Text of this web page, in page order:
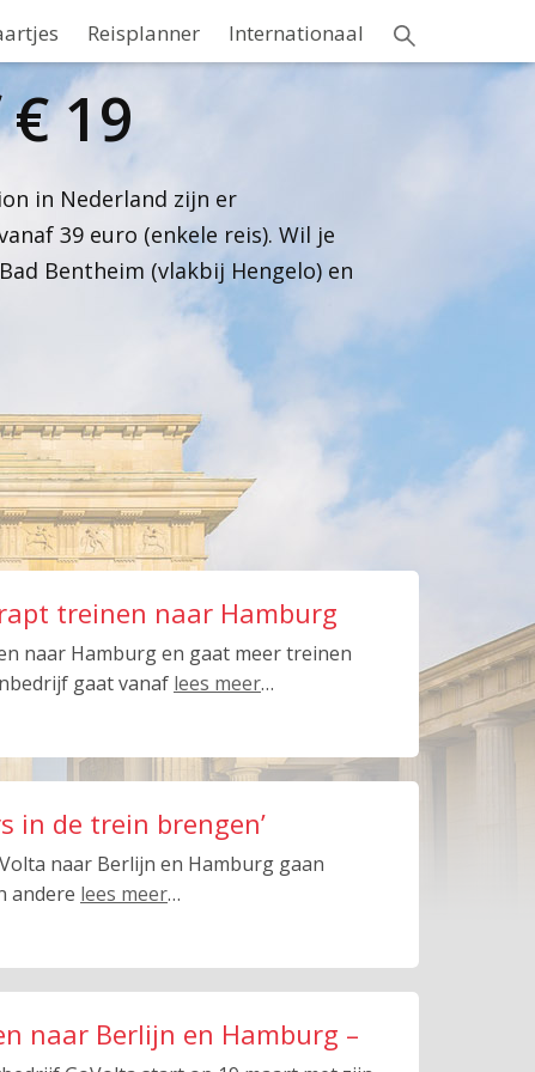
Reisplanner Internationaal
19
in Nederland zijn er
39 euro (enkele reis). Wil je
Bentheim (vlakbij Hengelo) en
treinen naar Hamburg
naar Hamburg en gaat meer treinen
gaat vanaf lees meer…
in de trein brengen’
naar Berlijn en Hamburg gaan
andere lees meer…
naar Berlijn en Hamburg –